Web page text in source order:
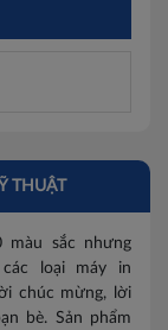
THUẬT
màu sắc nhưng
loại máy in
chúc mừng, lời
bè. Sản phẩm